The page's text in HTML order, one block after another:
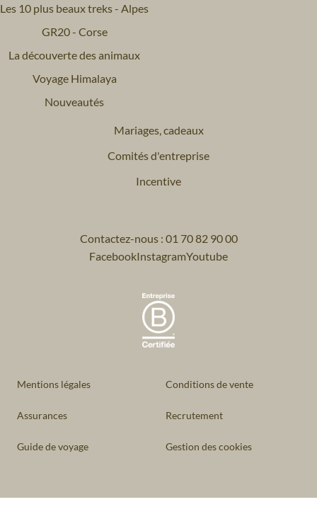
Les 10 plus beaux treks - Alpes
GR20 - Corse
La découverte des animaux
Voyage Himalaya
Nouveautés
Mariages, cadeaux
Comités d'entreprise
Incentive
Contactez-nous : 01 70 82 90 00
FacebookInstagramYoutube
Mentions légales Conditions de vente
Assurances Recrutement
Guide de voyage Gestion des cookies